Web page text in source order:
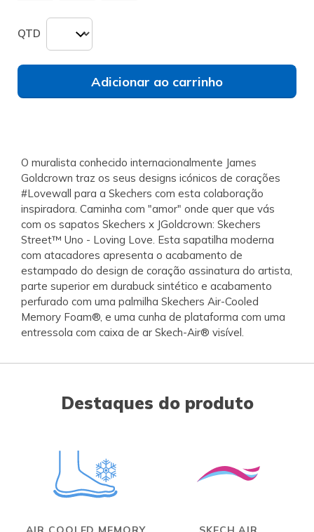
QTD
Adicionar ao carrinho
O muralista conhecido internacionalmente James
Goldcrown traz os seus designs icónicos de corações
#Lovewall para a Skechers com esta colaboração
inspiradora. Caminha com "amor" onde quer que vás
com os sapatos Skechers x JGoldcrown: Skechers
Street™ Uno - Loving Love. Esta sapatilha moderna
com atacadores apresenta o acabamento de
estampado do design de coração assinatura do artista,
parte superior em durabuck sintético e acabamento
perfurado com uma palmilha Skechers Air-Cooled
Memory Foam®, e uma cunha de plataforma com uma
entressola com caixa de ar Skech-Air® visível.
Destaques do produto